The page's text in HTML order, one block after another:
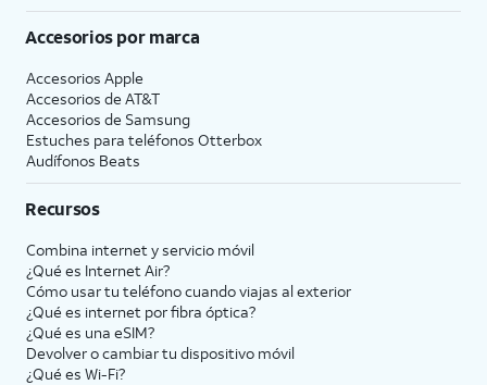
Accesorios por marca
Accesorios Apple
Accesorios de AT&T
Accesorios de Samsung
Estuches para teléfonos Otterbox
Audífonos Beats
Recursos
Combina internet y servicio móvil
¿Qué es Internet Air?
Cómo usar tu teléfono cuando viajas al exterior
¿Qué es internet por fibra óptica?
¿Qué es una eSIM?
Devolver o cambiar tu dispositivo móvil
¿Qué es Wi-Fi?